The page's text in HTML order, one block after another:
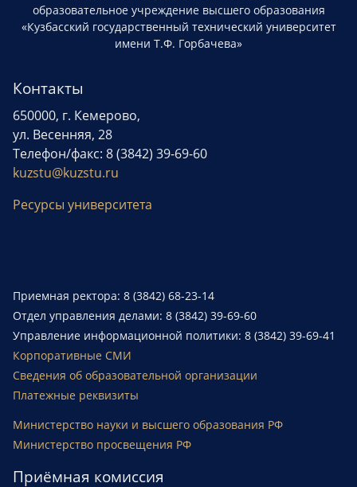
образовательное учреждение высшего образования
«Кузбасский государственный технический университет
имени Т.Ф. Горбачева»
Контакты
650000, г. Кемерово,
ул. Весенняя, 28
Телефон/факс: 8 (3842) 39-69-60
kuzstu@kuzstu.ru
Ресурсы университета
Приемная ректора: 8 (3842) 68-23-14
Отдел управления делами: 8 (3842) 39-69-60
Управление информационной политики: 8 (3842) 39-69-41
Корпоративные СМИ
Сведения об образовательной организации
Платежные реквизиты
Министерство науки и высшего образования РФ
Министерство просвещения РФ
Приёмная комиссия